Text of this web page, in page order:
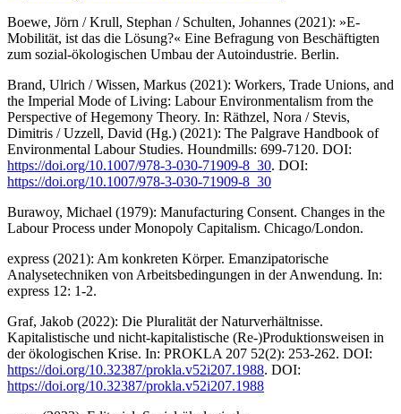
Boewe, Jörn / Krull, Stephan / Schulten, Johannes (2021): »E-
Mobilität, ist das die Lösung?« Eine Befragung von Beschäftigten
zum sozial-ökologischen Umbau der Autoindustrie. Berlin.
Brand, Ulrich / Wissen, Markus (2021): Workers, Trade Unions, and
the Imperial Mode of Living: Labour Environmentalism from the
Perspective of Hegemony Theory. In: Räthzel, Nora / Stevis,
Dimitris / Uzzell, David (Hg.) (2021): The Palgrave Handbook of
Environmental Labour Studies. Houndmills: 699-7120. DOI:
https://doi.org/10.1007/978-3-030-71909-8_30. DOI:
https://doi.org/10.1007/978-3-030-71909-8_30
Burawoy, Michael (1979): Manufacturing Consent. Changes in the
Labour Process under Monopoly Capitalism. Chicago/London.
express (2021): Am konkreten Körper. Emanzipatorische
Analysetechniken von Arbeitsbedingungen in der Anwendung. In:
express 12: 1-2.
Graf, Jakob (2022): Die Pluralität der Naturverhältnisse.
Kapitalistische und nicht-kapitalistische (Re-)Produktionsweisen in
der ökologischen Krise. In: PROKLA 207 52(2): 253-262. DOI:
https://doi.org/10.32387/prokla.v52i207.1988. DOI:
https://doi.org/10.32387/prokla.v52i207.1988